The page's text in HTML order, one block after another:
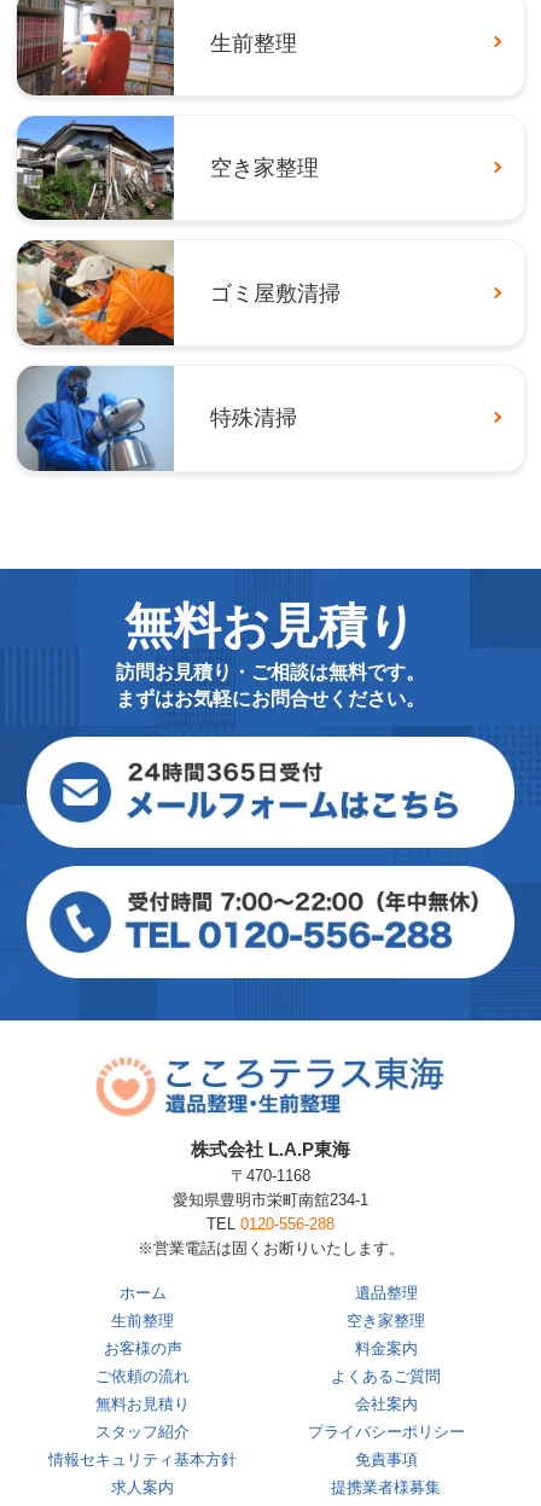
生前整理
空き家整理
ゴミ屋敷清掃
特殊清掃
無料お見積り
訪問お見積り・ご相談は無料です。
まずはお気軽にお問合せください。
株式会社 L.A.P東海
〒470-1168
愛知県豊明市栄町南舘234-1
TEL 0120-556-288
※営業電話は固くお断りいたします。
ホーム
遺品整理
生前整理
空き家整理
お客様の声
料金案内
ご依頼の流れ
よくあるご質問
無料お見積り
会社案内
スタッフ紹介
プライバシーポリシー
情報セキュリティ基本方針
免責事項
求人案内
提携業者様募集